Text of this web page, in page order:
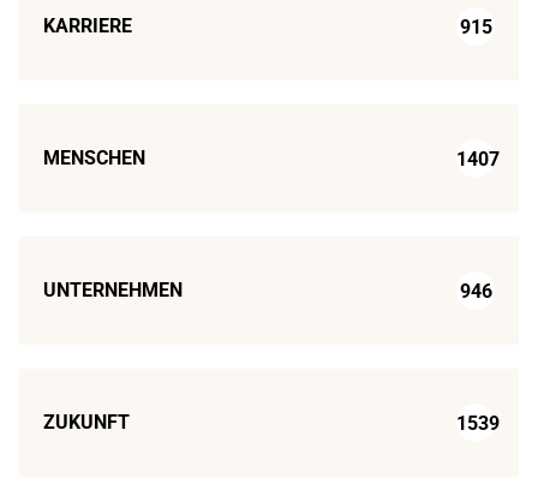
KARRIERE 915
MENSCHEN 1407
UNTERNEHMEN 946
ZUKUNFT 1539